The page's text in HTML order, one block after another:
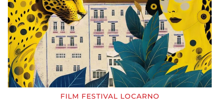
FILM FESTIVAL LOCARNO